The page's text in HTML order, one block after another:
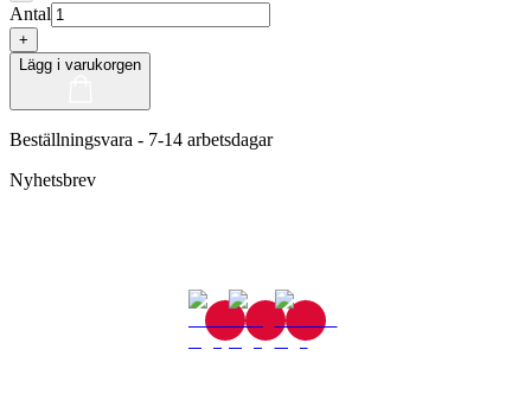
Antal
+
Lägg i varukorgen
Beställningsvara - 7-14 arbetsdagar
Nyhetsbrev